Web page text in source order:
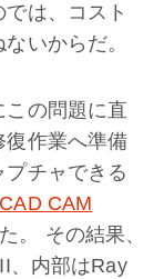
は、コスト
いからだ。
この問題に直
復作業へ準備
チャできる
CAM
。 その結果、
、内部はRay